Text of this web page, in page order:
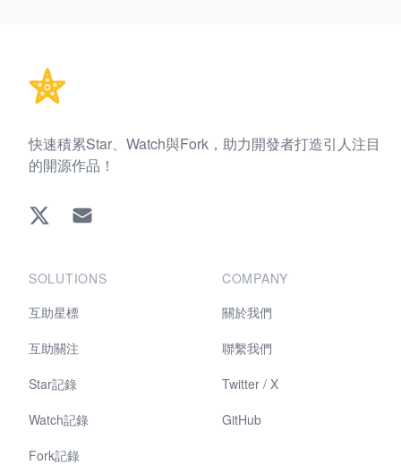
快速積累Star、Watch與Fork，助力開發者打造引人注目
的開源作品！
Twitter EMAIL
SOLUTIONS
互助星標
互助關注
Star記錄
Watch記錄
Fork記錄
COMPANY
關於我們
聯繫我們
Twitter / X
GitHub